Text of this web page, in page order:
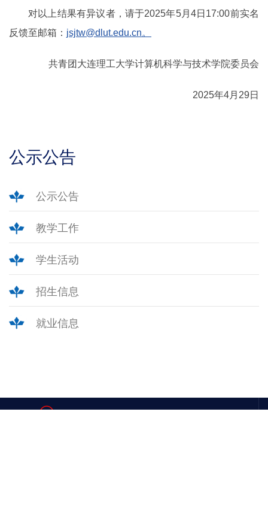
对以上结果有异议者，请于2025年5月4日17:00前实名
反馈至邮箱： jsjtw@dlut.edu.cn。
共青团大连理工大学计算机科学与技术学院委员会
2025年4月29日
公示公告
公示公告
教学工作
学生活动
招生信息
就业信息